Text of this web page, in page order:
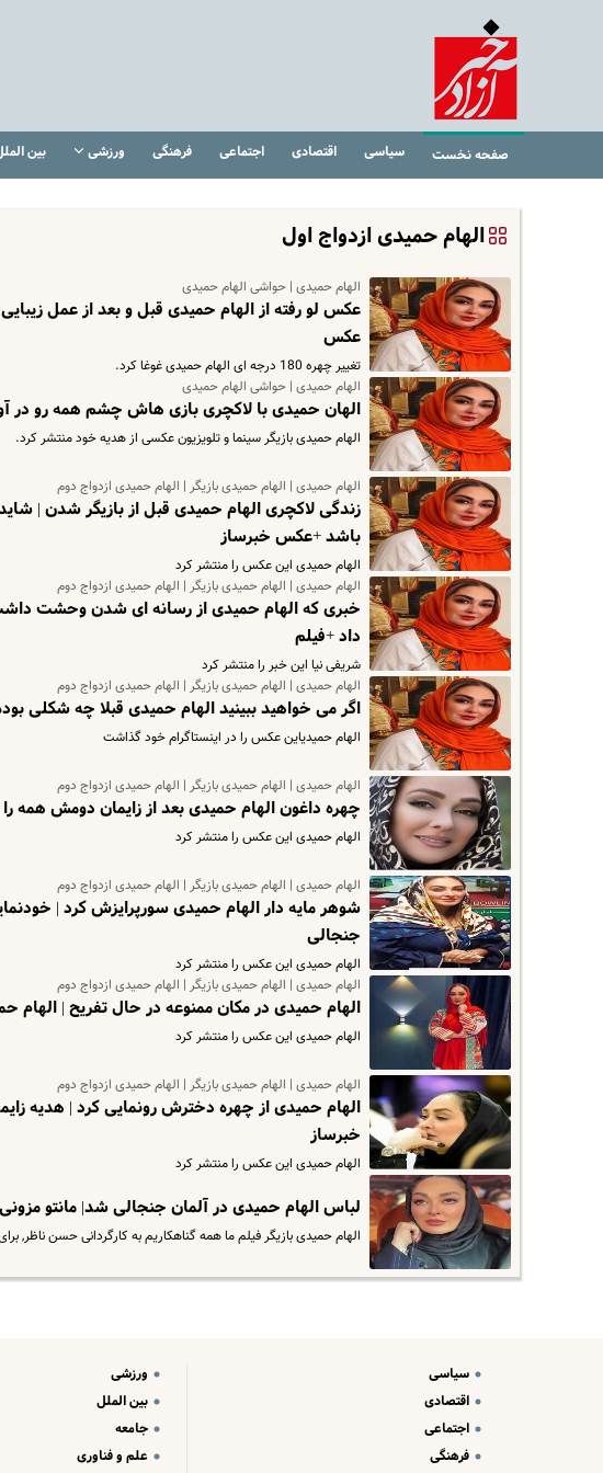
صفحه نخست سیاسی اقتصادی اجتماعی فرهنگی ورزشی بین
الهام حمیدی ازدواج اول
الهام حمیدی | حواشی الهام حمیدی
عکس لو رفته از الهام حمیدی قبل و بعد از عمل
عکس
تغییر چهره 180 درجه ای الهام حمیدی غوغا کرد.
الهام حمیدی | حواشی الهام حمیدی
الهان حمیدی با لاکچری بازی هاش چشم همه رو در
الهام حمیدی بازیگر سینما و تلویزیون عکسی از هدیه خود منتشر کرد.
الهام حمیدی | الهام حمیدی بازیگر | الهام حمیدی ازدواج دوم
زندگی لاکچری الهام حمیدی قبل از بازیگر شدن |
باشد +عکس خبرساز
الهام حمیدی این عکس را منتشر کرد
الهام حمیدی | الهام حمیدی بازیگر | الهام حمیدی ازدواج دوم
خبری که الهام حمیدی از رسانه ای شدن وحشت داشت
داد +فیلم
شریفی نیا این خبر را منتشر کرد
الهام حمیدی | الهام حمیدی بازیگر | الهام حمیدی ازدواج دوم
اگر می خواهید ببینید الهام حمیدی قبلا چه شکلی
الهام حمیدیاین عکس را در اینستاگرام خود گذاشت
الهام حمیدی | الهام حمیدی بازیگر | الهام حمیدی ازدواج دوم
چهره داغون الهام حمیدی بعد از زایمان دومش
الهام حمیدی این عکس را منتشر کرد
الهام حمیدی | الهام حمیدی بازیگر | الهام حمیدی ازدواج دوم
شوهر مایه دار الهام حمیدی سورپرایزش کرد |
جنجالی
الهام حمیدی این عکس را منتشر کرد
الهام حمیدی | الهام حمیدی بازیگر | الهام حمیدی ازدواج دوم
الهام حمیدی در مکان ممنوعه در حال تفریح | الهام
الهام حمیدی این عکس را منتشر کرد
الهام حمیدی | الهام حمیدی بازیگر | الهام حمیدی ازدواج دوم
الهام حمیدی از چهره دخترش رونمایی کرد | هدیه
خبرساز
الهام حمیدی این عکس را منتشر کرد
لباس الهام حمیدی در آلمان جنجالی شد| مانتو
الهام حمیدی بازیگر فیلم ما همه گناهکاریم به کارگردانی حسن ناظر,
سیاسی
اقتصادی
اجتماعی
فرهنگی
ورزشی
بین الملل
جامعه
علم و فناوری